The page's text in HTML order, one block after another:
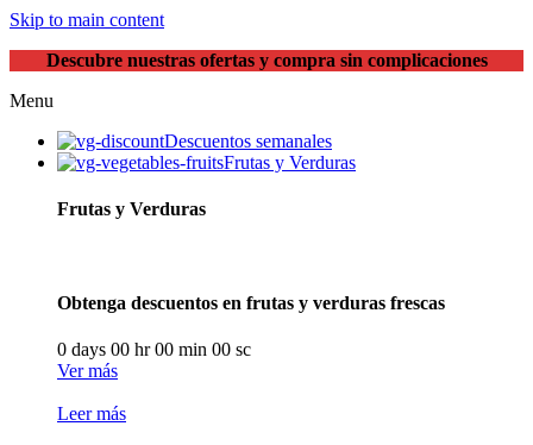
Skip to main content
Descubre nuestras ofertas y compra sin complicaciones
Menu
Descuentos semanales
Frutas y Verduras
Frutas y Verduras
Obtenga descuentos en frutas y verduras frescas
0 days 00 hr00 min 00 sc
Ver más
Leer más